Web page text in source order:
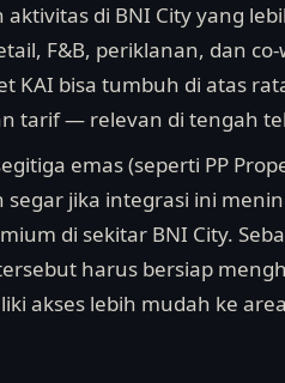
di BNI City yang
F&B, periklanan, dan co-
KAI bisa tumbuh di atas
tarif — relevan di tengah
emas (seperti PP
segar jika integrasi ini
di sekitar BNI City.
harus bersiap
akses lebih mudah ke